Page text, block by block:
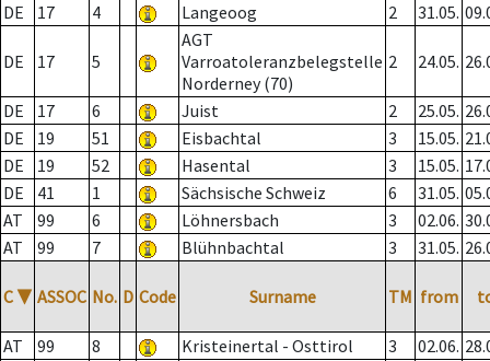
DE
17 4 Langeoog 2 31.05.
DE 17 5
AGT
Varroatoleranzbelegstelle
Norderney (70)
2 24.05.
DE 17 6 Juist 2 25.05.
DE
19 51 Eisbachtal 3 15.05.
DE
19 52 Hasental 3 15.05.
DE
41 1 Sächsische Schweiz 6 31.05.
AT
99 6 Löhnersbach 3 02.06.
AT
99 7 Blühnbachtal 3 31.05.
C ▼ ASSOC No. D Code Surname TM from
AT 99 8 Kristeinertal - Osttirol 3 02.06.